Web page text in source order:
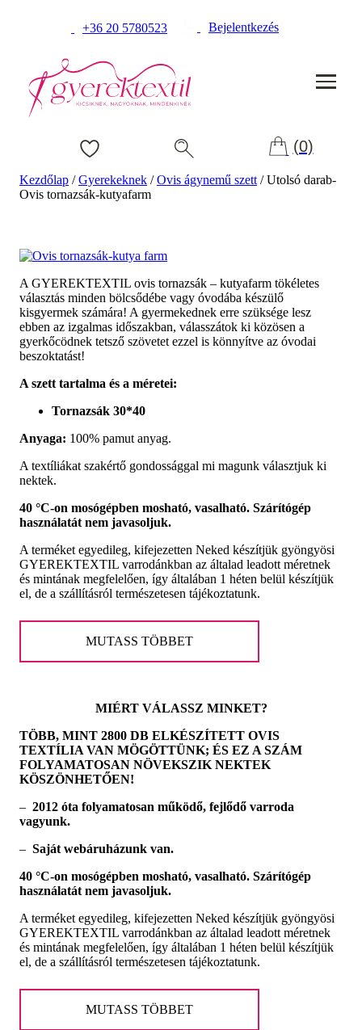
+36 20 5780523 Bejelentkezés
(0)
Kezdőlap /Gyerekeknek /Ovis ágynemű szett /Utolsó darab-
Ovis tornazsák-kutyafarm
Akció!
A GYEREKTEXTIL ovis tornazsák – kutyafarm tökéletes
választás minden bölcsődébe vagy óvodába készülő
kisgyermek számára! A gyermekednek erre szüksége lesz
ebben az izgalmas időszakban, válasszátok ki közösen a
gyerkőcödnek tetsző szövetet ezzel is könnyítve az óvodai
beszoktatást!
A szett tartalma és a méretei:
Tornazsák 30*40
Anyaga: 100% pamut anyag.
A textíliákat szakértő gondossággal mi magunk választjuk ki
nektek.
40 °C-on mosógépben mosható, vasalható. Szárítógép
használatát nem javasoljuk.
A terméket egyedileg, kifejezetten Neked készítjük gyöngyösi
GYEREKTEXTIL varrodánkban az általad leadott méretnek
és mintának megfelelően, így általában 1 héten belül készítjük
el, de a szállításról természetesen tájékoztatunk.
MUTASS TÖBBET
MIÉRT VÁLASSZ MINKET?
TÖBB, MINT 2800 DB ELKÉSZÍTETT OVIS
TEXTÍLIA VAN MÖGÖTTÜNK; ÉS EZ A SZÁM
FOLYAMATOSAN NÖVEKSZIK NEKTEK
KÖSZÖNHETŐEN!
– 2012 óta folyamatosan működő, fejlődő varroda
vagyunk.
– Saját webáruházunk van.
40 °C-on mosógépben mosható, vasalható. Szárítógép
használatát nem javasoljuk.
A terméket egyedileg, kifejezetten Neked készítjük gyöngyösi
GYEREKTEXTIL varrodánkban az általad leadott méretnek
és mintának megfelelően, így általában 1 héten belül készítjük
el, de a szállításról természetesen tájékoztatunk.
MUTASS TÖBBET